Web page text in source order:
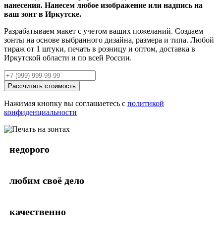
нанесения. Нанесем любое изображение или надпись на
ваш зонт в Иркутске.
Разрабатываем макет с учетом ваших пожеланий. Создаем
зонты на основе выбранного дизайна, размера и типа. Любой
тираж от 1 штуки, печать в розницу и оптом, доставка в
Иркутской области и по всей России.
Рассчитать стоимость
Нажимая кнопку вы соглашаетесь с политикой
конфиденциальности
недорого
любим своё дело
качественно